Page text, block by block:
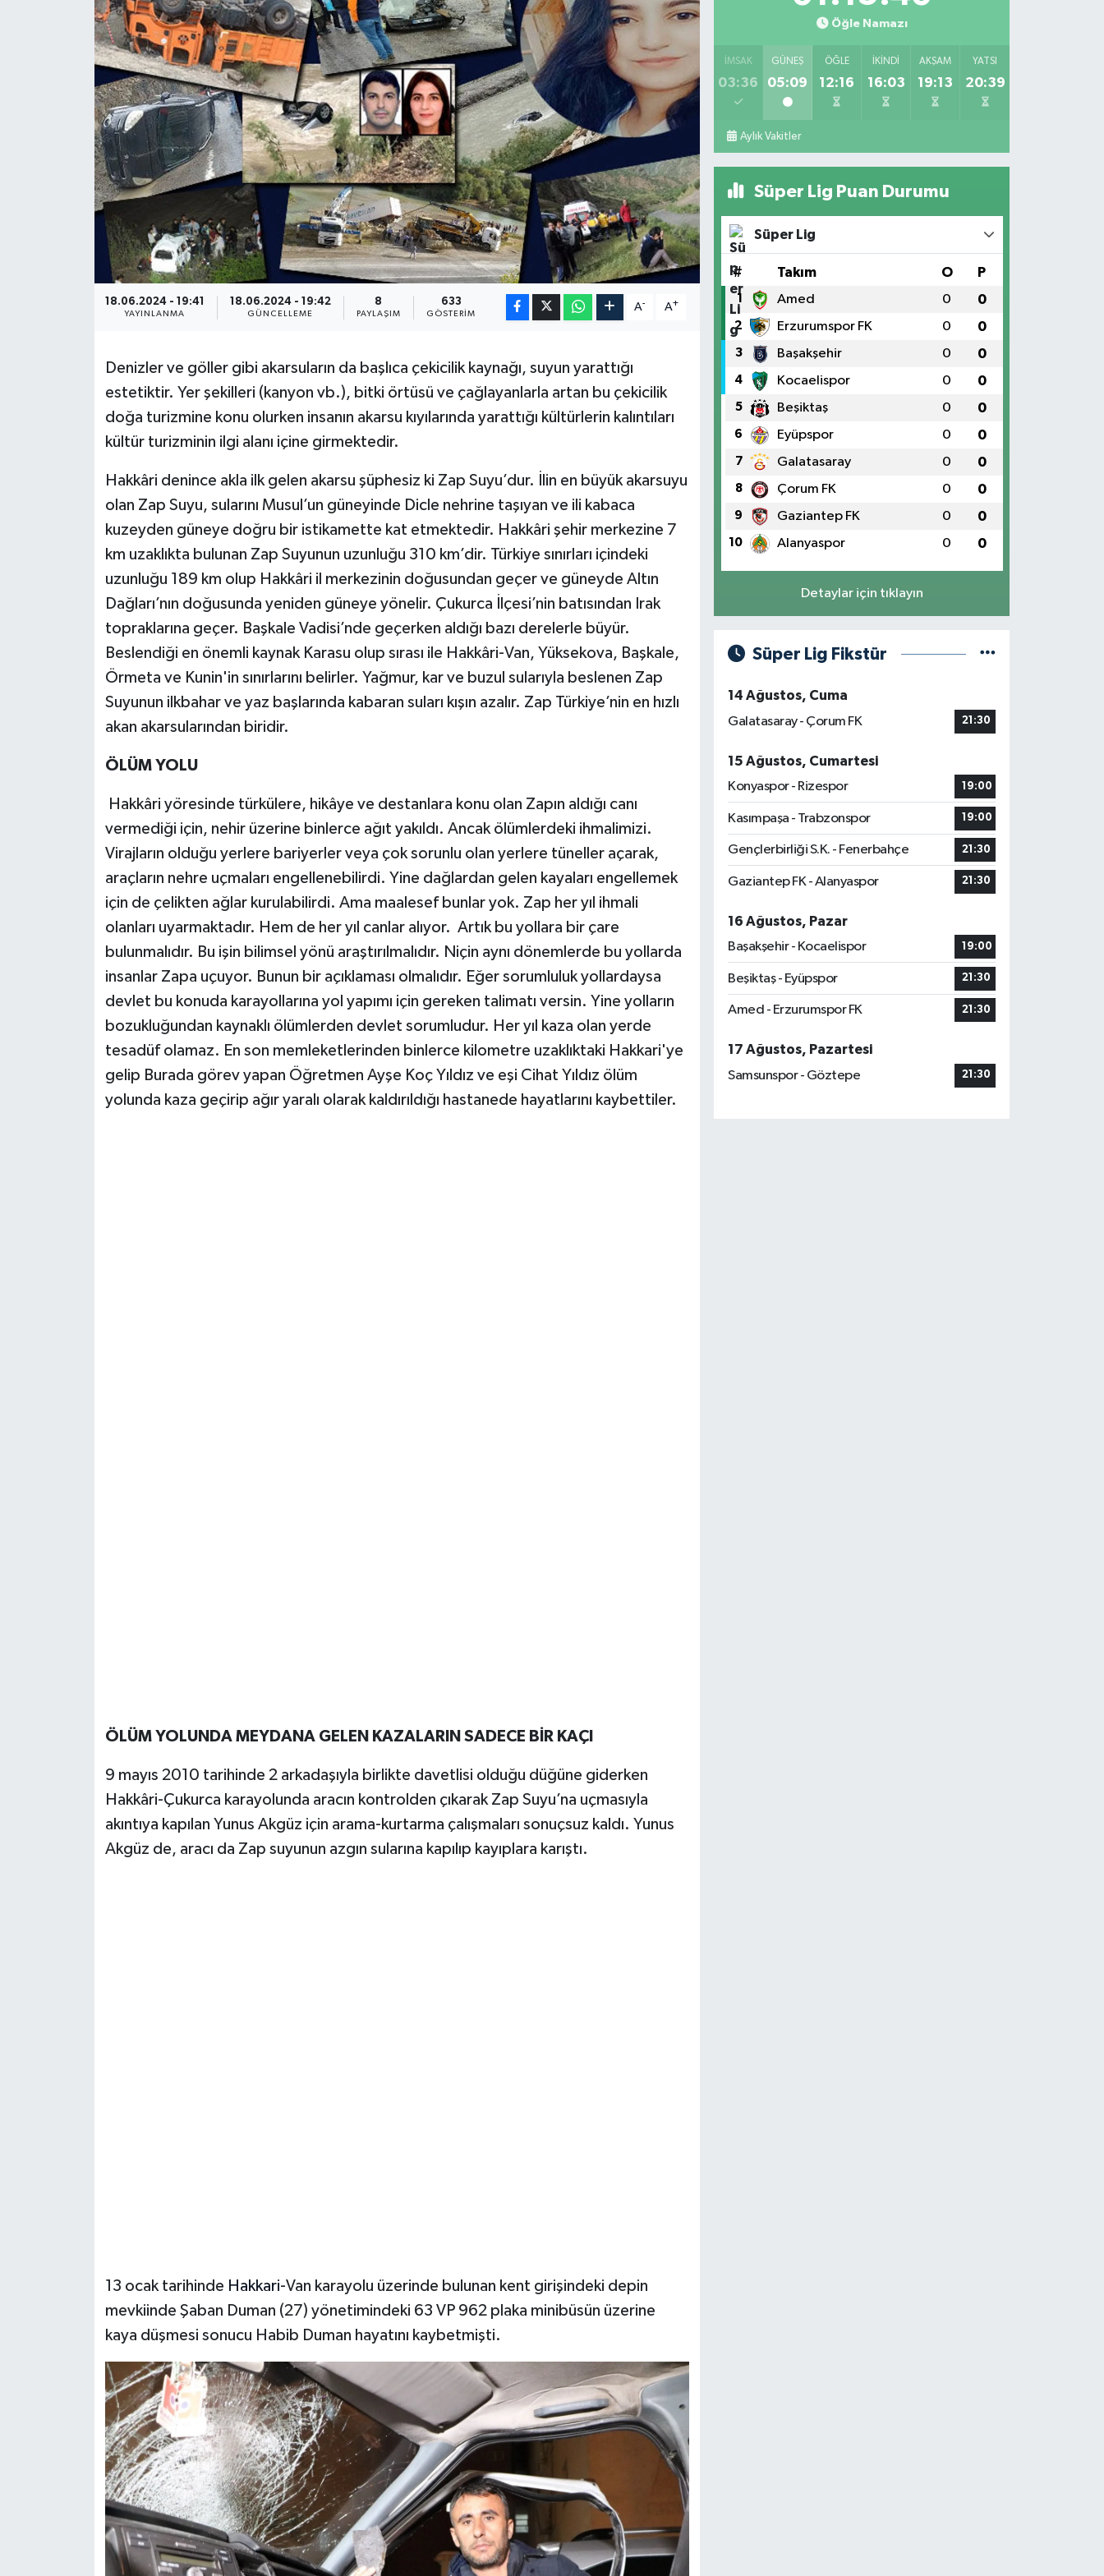
18.06.2024 - 19:41
YAYINLANMA
18.06.2024 - 19:42
GÜNCELLEME
8
PAYLAŞIM
633
GÖSTERIM
A- A+
Denizler ve göller gibi akarsuların da başlıca çekicilik kaynağı, suyun yarattığı
estetiktir. Yer şekilleri (kanyon vb.), bitki örtüsü ve çağlayanlarla artan bu çekicilik
doğa turizmine konu olurken insanın akarsu kıyılarında yarattığı kültürlerin kalıntıları
kültür turizminin ilgi alanı içine girmektedir.
Hakkâri denince akla ilk gelen akarsu şüphesiz ki Zap Suyu’dur. İlin en büyük akarsuyu
olan Zap Suyu, sularını Musul’un güneyinde Dicle nehrine taşıyan ve ili kabaca
kuzeyden güneye doğru bir istikamette kat etmektedir. Hakkâri şehir merkezine 7
km uzaklıkta bulunan Zap Suyunun uzunluğu 310 km’dir. Türkiye sınırları içindeki
uzunluğu 189 km olup Hakkâri il merkezinin doğusundan geçer ve güneyde Altın
Dağları’nın doğusunda yeniden güneye yönelir. Çukurca İlçesi’nin batısından Irak
topraklarına geçer. Başkale Vadisi’nde geçerken aldığı bazı derelerle büyür.
Beslendiği en önemli kaynak Karasu olup sırası ile Hakkâri-Van, Yüksekova, Başkale,
Örmeta ve Kunin'in sınırlarını belirler. Yağmur, kar ve buzul sularıyla beslenen Zap
Suyunun ilkbahar ve yaz başlarında kabaran suları kışın azalır. Zap Türkiye’nin en hızlı
akan akarsularından biridir.
ÖLÜM YOLU
Hakkâri yöresinde türkülere, hikâye ve destanlara konu olan Zapın aldığı canı
vermediği için, nehir üzerine binlerce ağıt yakıldı. Ancak ölümlerdeki ihmalimizi.
Virajların olduğu yerlere bariyerler veya çok sorunlu olan yerlere tüneller açarak,
araçların nehre uçmaları engellenebilirdi. Yine dağlardan gelen kayaları engellemek
için de çelikten ağlar kurulabilirdi. Ama maalesef bunlar yok. Zap her yıl ihmali
olanları uyarmaktadır. Hem de her yıl canlar alıyor. Artık bu yollara bir çare
bulunmalıdır. Bu işin bilimsel yönü araştırılmalıdır. Niçin aynı dönemlerde bu yollarda
insanlar Zapa uçuyor. Bunun bir açıklaması olmalıdır. Eğer sorumluluk yollardaysa
devlet bu konuda karayollarına yol yapımı için gereken talimatı versin. Yine yolların
bozukluğundan kaynaklı ölümlerden devlet sorumludur. Her yıl kaza olan yerde
tesadüf olamaz. En son memleketlerinden binlerce kilometre uzaklıktaki Hakkari'ye
gelip Burada görev yapan Öğretmen Ayşe Koç Yıldız ve eşi Cihat Yıldız ölüm
yolunda kaza geçirip ağır yaralı olarak kaldırıldığı hastanede hayatlarını kaybettiler.
ÖLÜM YOLUNDA MEYDANA GELEN KAZALARIN SADECE BİR KAÇI
9 mayıs 2010 tarihinde 2 arkadaşıyla birlikte davetlisi olduğu düğüne giderken
Hakkâri-Çukurca karayolunda aracın kontrolden çıkarak Zap Suyu’na uçmasıyla
akıntıya kapılan Yunus Akgüz için arama-kurtarma çalışmaları sonuçsuz kaldı. Yunus
Akgüz de, aracı da Zap suyunun azgın sularına kapılıp kayıplara karıştı.
13 ocak tarihinde Hakkari-Van karayolu üzerinde bulunan kent girişindeki depin
mevkiinde Şaban Duman (27) yönetimindeki 63 VP 962 plaka minibüsün üzerine
kaya düşmesi sonucu Habib Duman hayatını kaybetmişti.
Öğle Namazı
İMSAK
03:36
GÜNEŞ
05:09
ÖĞLE
12:16
İKINDI
16:03
AKŞAM
19:13
YATSI
20:39
Aylık Vakitler
Süper Lig Puan Durumu
Süper Lig
# Takım O P
1 Amed 0 0
2 Erzurumspor FK 0 0
3 Başakşehir 0 0
4 Kocaelispor 0 0
5 Beşiktaş 0 0
6 Eyüpspor 0 0
7 Galatasaray 0 0
8 Çorum FK 0 0
9 Gaziantep FK 0 0
10 Alanyaspor 0 0
Detaylar için tıklayın
Süper Lig Fikstür
14 Ağustos, Cuma
Galatasaray - Çorum FK
21:30
15 Ağustos, Cumartesi
Konyaspor - Rizespor
19:00
Kasımpaşa - Trabzonspor 19:00
Gençlerbirliği S.K. - Fenerbahçe 21:30
Gaziantep FK - Alanyaspor 21:30
16 Ağustos, Pazar
Başakşehir - Kocaelispor
19:00
Beşiktaş - Eyüpspor 21:30
Amed - Erzurumspor FK 21:30
17 Ağustos, Pazartesi
Samsunspor - Göztepe
21:30
Son Dakika
Teknoloji